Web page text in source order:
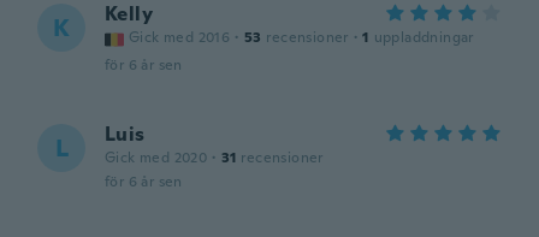
K Kelly
Gick med 2016 · 53 recensioner · 1 uppladdningar
för 6 år sen
L Luis
Gick med 2020 · 31 recensioner
för 6 år sen